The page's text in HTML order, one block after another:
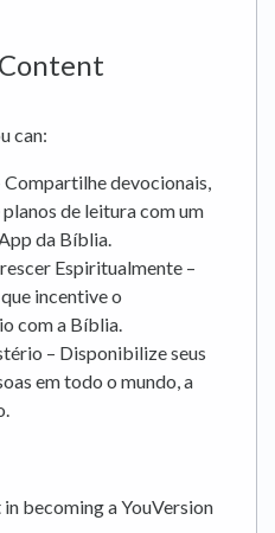
can:
devocionais,
de leitura com um
da Bíblia.
Espiritualmente –
incentive o
com a Bíblia.
– Disponibilize seus
em todo o mundo, a
becoming a YouVersion